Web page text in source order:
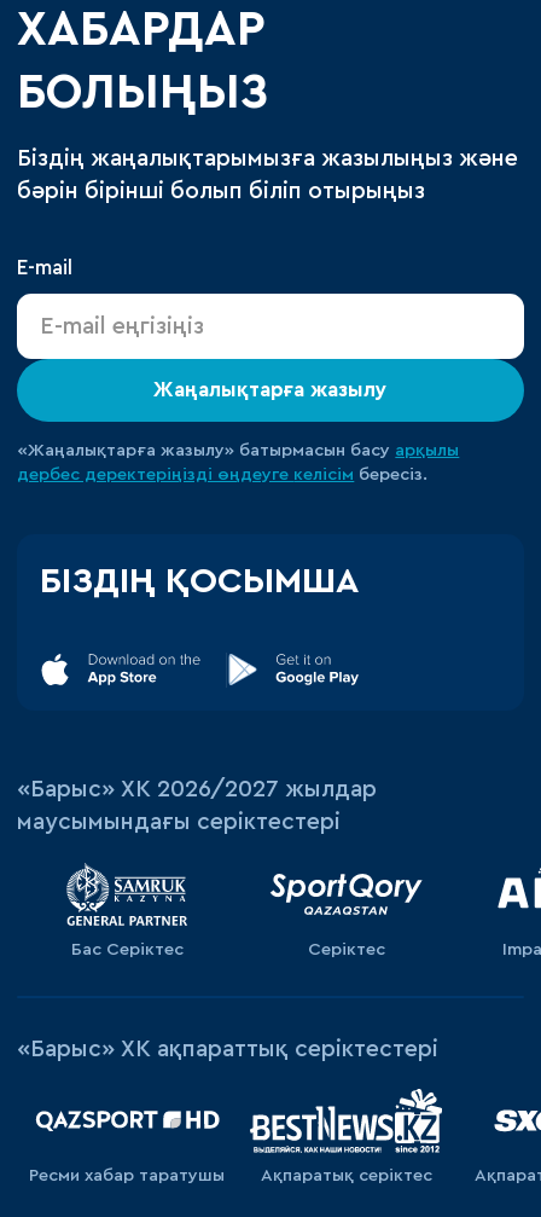
ХАБАРДАР
БОЛЫҢЫЗ
Біздің жаңалықтарымызға жазылыңыз және
бәрін бірінші болып біліп отырыңыз
E-mail
Жаңалықтарға жазылу
«Жаңалықтарға жазылу» батырмасын басу арқылы
дербес деректеріңізді өңдеуге келісім бересіз.
БІЗДІҢ ҚОСЫМША
«‎Барыс»‎ ХК 2026/2027 жылдар
маусымындағы серіктестері
Бас Серіктес Серіктес
«Барыс» ХК ақпараттық серіктестері
Ресми хабар таратушы Ақпаратық серiктес